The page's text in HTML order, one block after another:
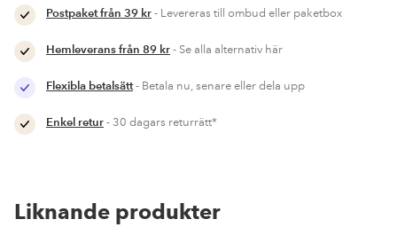
Postpaket från 39 kr- Levereras till ombud eller paketbox
Hemleverans från 89 kr- Se alla alternativ här
Flexibla betalsätt- Betala nu, senare eller dela upp
Enkel retur- 30 dagars returrätt*
Liknande produkter